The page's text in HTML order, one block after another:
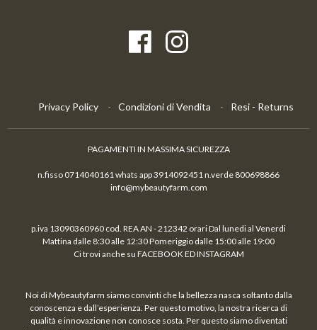
Privacy Policy Condizioni di Vendita Resi - Returns
PAGAMENTI IN MASSIMA SICUREZZA
n.fisso 0714040161 whats app 3914092451 n.verde 800698866
info@mybeautyfarm.com
p.iva 13090360960 cod. REA AN - 212342 orari Dal lunedi al Venerdi
Mattina dalle 8:30 alle 12:30 Pomeriggio dalle 15:00 alle 19:00
Ci trovi anche su FACEBOOK ED INSTAGRAM
Noi di Mybeautyfarm siamo convinti che la bellezza nasca soltanto dalla
conoscenza e dall’esperienza. Per questo motivo, la nostra ricerca di
qualità e innovazione non conosce sosta. Per questo siamo diventati